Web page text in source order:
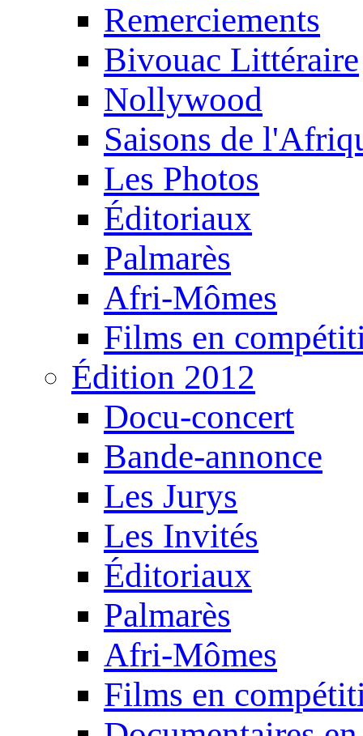
Remerciements
Bivouac Littéraire
Nollywood
Saisons de
Les Photos
Éditoriaux
Palmarès
Afri-Mômes
Films en
Édition 2012
Docu-concert
Bande-annonce
Les Jurys
Les Invités
Éditoriaux
Palmarès
Afri-Mômes
Films en